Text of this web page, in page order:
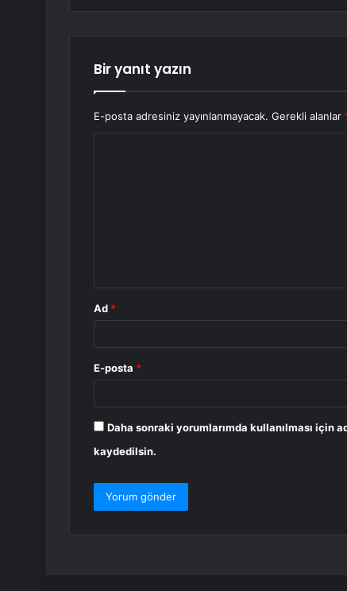
Bir yanıt yazın
E-posta adresiniz yayınlanmayacak. Gerekli alanlar
Ad *
E-posta *
Daha sonraki yorumlarımda kullanılması için
kaydedilsin.